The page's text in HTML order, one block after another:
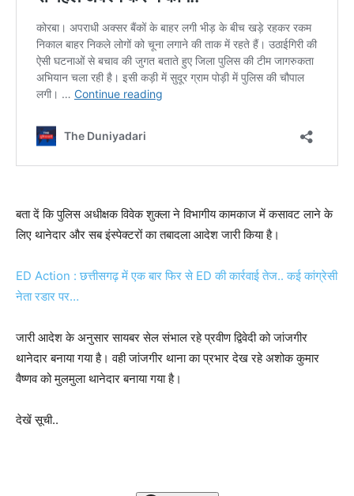
बता दें कि पुलिस अधीक्षक विवेक शुक्ला ने विभागीय कामकाज में कसावट लाने के
लिए थानेदार और सब इंस्पेक्टरों का तबादला आदेश जारी किया है।
ED Action : छत्तीसगढ़ में एक बार फिर से ED की कार्रवाई तेज.. कई कांग्रेसी
नेता रडार पर…
जारी आदेश के अनुसार सायबर सेल संभाल रहे प्रवीण द्विवेदी को जांजगीर
थानेदार बनाया गया है। वही जांजगीर थाना का प्रभार देख रहे अशोक कुमार
वैष्णव को मुलमुला थानेदार बनाया गया है।
देखें सूची..